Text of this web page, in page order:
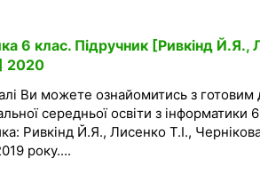
6 клас. Підручник [Ривкінд Й.Я.,
2020
Ви можете ознайомитись з
середньої освіти з
Ривкінд Й.Я., Лисенко Т.І.,
року....